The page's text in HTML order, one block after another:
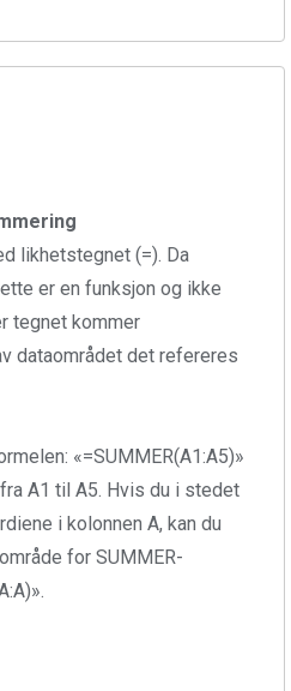
likhetstegnet (=). Da
er en funksjon og ikke
tegnet kommer
dataområdet det refereres
«=SUMMER(A1:A5)»
A1 til A5. Hvis du i stedet
i kolonnen A, kan du
for SUMMER-